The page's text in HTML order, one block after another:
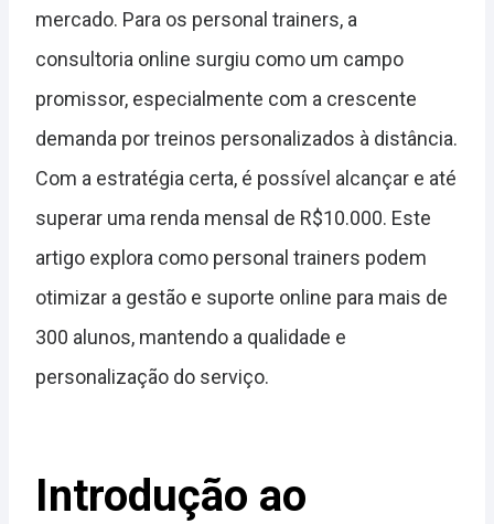
mercado. Para os personal trainers, a
consultoria online surgiu como um campo
promissor, especialmente com a crescente
demanda por treinos personalizados à distância.
Com a estratégia certa, é possível alcançar e até
superar uma renda mensal de R$10.000. Este
artigo explora como personal trainers podem
otimizar a gestão e suporte online para mais de
300 alunos, mantendo a qualidade e
personalização do serviço.
Introdução ao